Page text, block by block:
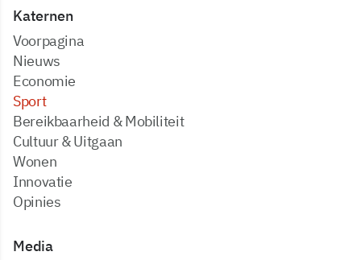
Katernen
Voorpagina
Nieuws
Economie
Sport
Bereikbaarheid & Mobiliteit
Cultuur & Uitgaan
Wonen
Innovatie
Opinies
Media